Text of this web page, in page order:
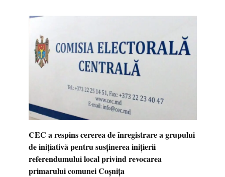
CEC a respins cererea de înregistrare a grupului
de inițiativă pentru susținerea inițierii
referendumului local privind revocarea
primarului comunei Coșnița